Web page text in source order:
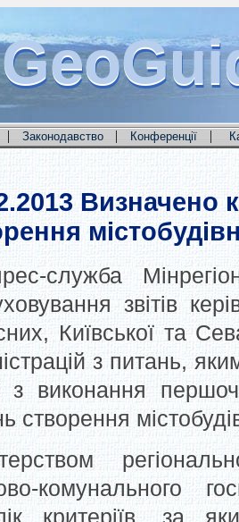
| Законодавство | Конференції |
Визначено
служба
звітів
Київської та
з питань,
з виконання
створення
комунального
критеріїв, за